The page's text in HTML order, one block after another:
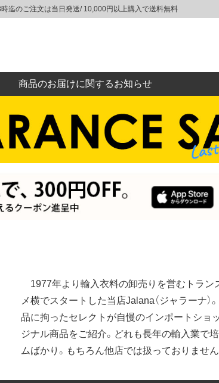
時迄のご注文は当日発送/ 10,000円以上購入で送料無料
商品のお届けに関するお知らせ
1977年より輸入衣料の卸売りを営むトラン
メ横でスタートした当店Jalana（ジャラーナ）
品に拘ったセレクトが自慢のインポートショ
ジナル商品をご紹介。どれも長年の輸入業で
ムばかり。もちろん他店では扱っておりませ